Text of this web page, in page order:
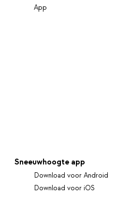
App
Sneeuwhoogte app
Download voor Android
Download voor iOS